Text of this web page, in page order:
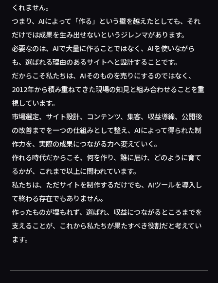
くれません。
つまり、AIによって「作る」という壁を越えたとしても、それ
だけでは成果を生み出せないというジレンマがあります。
必要なのは、AIで大量に作ることではなく、AIを使いながら
も、選ばれる理由のあるサイトへと設計することです。
だからこそ私たちは、AIそのものを売りにするのではなく、
2012年から積み重ねてきた現場の知見と組み合わせることを重
視しています。
市場選定、サイト設計、コンテンツ、集客、収益導線、公開後
の改善までを一つの仕組みとして整え、AIによって得られた制
作力を、実際の成果につながる力へ変えていく。
作れる時代だからこそ、何を作り、誰に届け、どのように育て
るかが、これまで以上に問われています。
私たちは、ただサイトを制作するだけでも、AIツールを導入し
て終わる存在でもありません。
作ったものが埋もれず、選ばれ、収益につながるところまでを
支えることが、これから私たちが果たすべき役割だと考えてい
ます。